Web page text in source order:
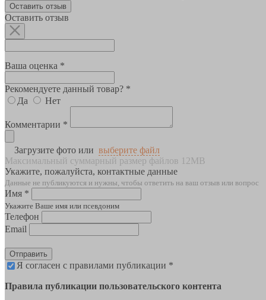
Оставить отзыв
Оставить отзыв
Ваша оценка *
Рекомендуете данный товар? *
Да
Нет
Комментарии *
Загрузите фото или выберите файл
Максимальный суммарный размер файлов 12MB
Укажите, пожалуйста, контактные данные
Данные не публикуются и нужны, чтобы ответить на ваш отзыв или вопрос
Имя *
Укажите Ваше имя или псевдоним
Телефон
Email
Отправить
Я согласен с правилами публикации *
Правила публикации пользовательского контента